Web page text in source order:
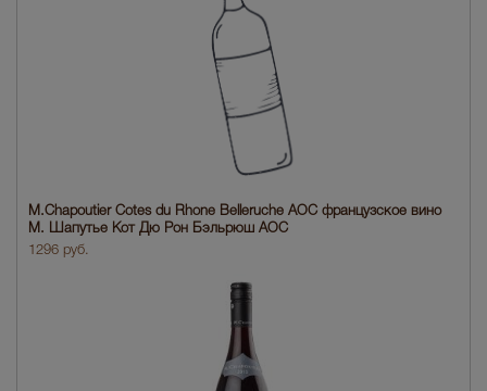
M.Chapoutier Cotes du Rhone Belleruche AOC французское вино
М. Шапутье Кот Дю Рон Бэльрюш АОС
1296 руб.